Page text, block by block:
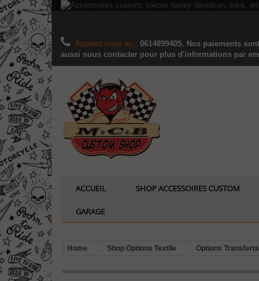
Appelez-nous au : 0614899405. Nos paiements
aussi nous contacter pour plus d'informations par
ACCUEIL SHOP ACCESSOIRES CUSTOM
GARAGE
Home Shop Options Textile Options Transferts